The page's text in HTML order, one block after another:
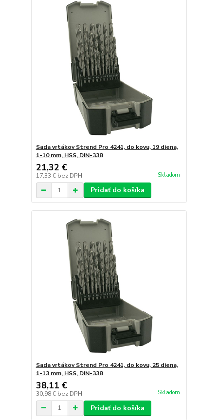
Sada vrtákov Strend Pro 4241, do kovu, 19 diena,
1-10 mm, HSS, DIN-338
21,32 €
17,33 € bez DPH Skladom
Pridať do košíka
Sada vrtákov Strend Pro 4241, do kovu, 25 diena,
1-13 mm, HSS, DIN-338
38,11 €
30,98 € bez DPH Skladom
Pridať do košíka